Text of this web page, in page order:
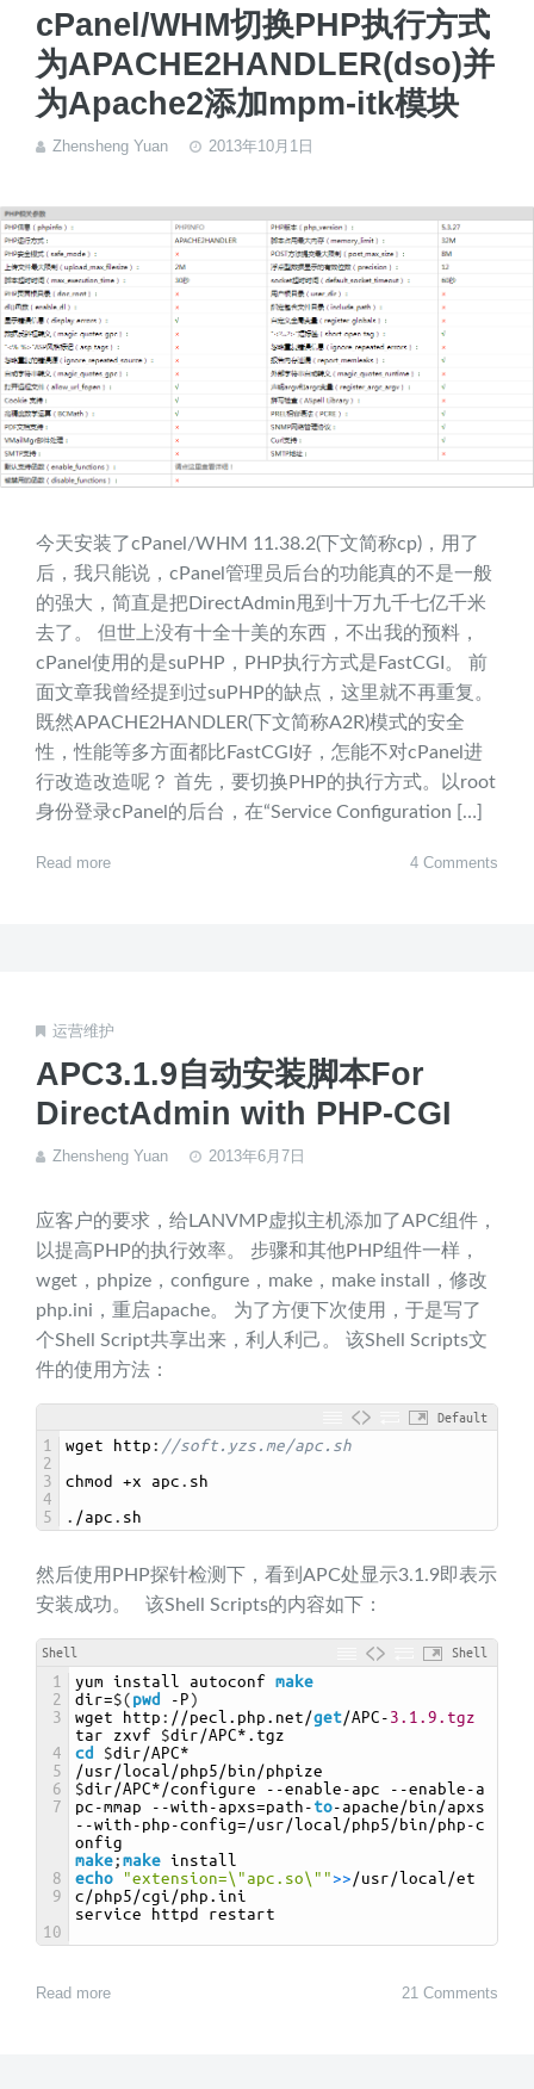
cPanel/WHM切换PHP执行方式
为APACHE2HANDLER(dso)并
为Apache2添加mpm-itk模块
Zhensheng Yuan 2013年10月1日
今天安装了cPanel/WHM 11.38.2(下文简称cp)，用了
后，我只能说，cPanel管理员后台的功能真的不是一般
的强大，简直是把DirectAdmin甩到十万九千七亿千米
去了。 但世上没有十全十美的东西，不出我的预料，
cPanel使用的是suPHP，PHP执行方式是FastCGI。 前
面文章我曾经提到过suPHP的缺点，这里就不再重复。
既然APACHE2HANDLER(下文简称A2R)模式的安全
性，性能等多方面都比FastCGI好，怎能不对cPanel进
行改造改造呢？ 首先，要切换PHP的执行方式。以root
身份登录cPanel的后台，在“Service Configuration […]
Read more 4 Comments
运营维护
APC3.1.9自动安装脚本For
DirectAdmin with PHP-CGI
Zhensheng Yuan 2013年6月7日
应客户的要求，给LANVMP虚拟主机添加了APC组件，
以提高PHP的执行效率。 步骤和其他PHP组件一样，
wget，phpize，configure，make，make install，修改
php.ini，重启apache。 为了方便下次使用，于是写了
个Shell Script共享出来，利人利己。 该Shell Scripts文
件的使用方法：
Default
1
2
3
4
5
wget http : //soft.yzs.me/apc.sh
chmod +x apc . sh
. /apc . sh
然后使用PHP探针检测下，看到APC处显示3.1.9即表示
安装成功。 该Shell Scripts的内容如下：
Shell Shell
1
2
3
4
5
6
7
8
9
10
yum install autoconf make
dir=$( pwd - P)
wget
http : //pecl .php .net /get/APC - 3.1.9.tgz
tar zxvf $dir /APC* .tgz
cd
$dir /APC*
/usr / local /php5 / bin /phpize
$dir /APC*/configure --enable - apc --enable - a
pc -mmap --with - apxs=path - to- apache / bin /apxs
--with - php -config=/usr / local /php5 / bin /php -c
onfig
make; make install
echo
"extension=\"apc.so\"">> /usr / local /et
c /php5 /cgi /php .ini
service
httpd restart
Read more 21 Comments